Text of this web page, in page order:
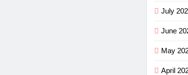
July
June
May
April